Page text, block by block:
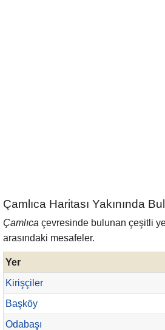
Çamlıca Haritası Yakınında
Çamlıca çevresinde bulunan çeşitli
arasındaki mesafeler.
Yer
Kirişçiler
Başköy
Odabaşı